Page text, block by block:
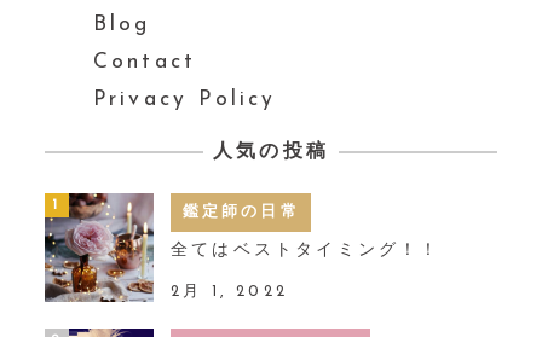
Blog
Contact
Privacy Policy
人気の投稿
鑑定師の日常
全てはベストタイミング！！
2月 1, 2022